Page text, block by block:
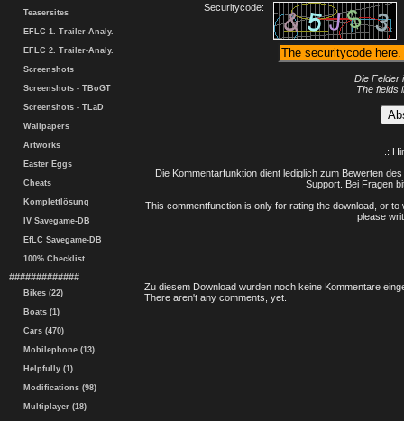
Teasersites
EFLC 1. Trailer-Analy.
EFLC 2. Trailer-Analy.
Screenshots
Screenshots - TBoGT
Screenshots - TLaD
Wallpapers
Artworks
Easter Eggs
Cheats
Komplettlösung
IV Savegame-DB
EfLC Savegame-DB
100% Checklist
#############
Bikes (22)
Boats (1)
Cars (470)
Mobilephone (13)
Helpfully (1)
Modifications (98)
Multiplayer (18)
Securitycode:
Die Felder
The fields
.:
Die Kommentarfunktion dient lediglich zum Bewerten
Support. Bei Fragen
This commentfunction is only for rating the download, or
please
Zu diesem Download wurden noch keine Kommentare
There aren't any comments, yet.